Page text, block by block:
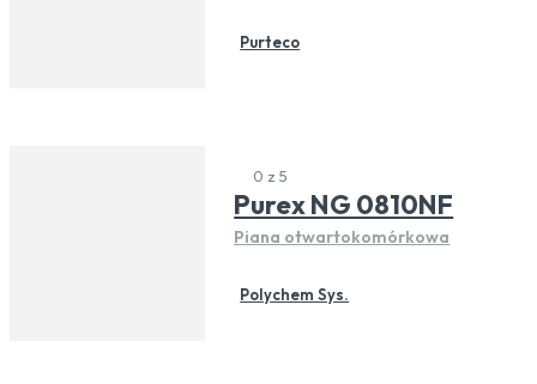
Purteco
0 z 5
Purex NG 0810NF
Piana otwartokomórkowa
Polychem Sys.